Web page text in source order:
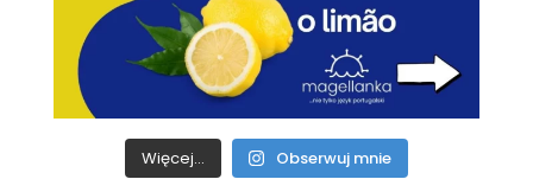
Więcej... Obserwuj mnie